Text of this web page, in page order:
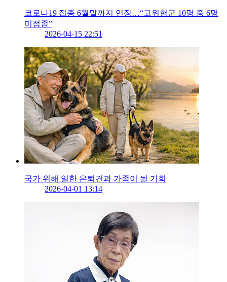
코로나19 접종 6월말까지 연장…“고위험군 10명 중 6명
미접종”
2026-04-15 22:51
국가 위해 일한 은퇴견과 가족이 될 기회
2026-04-01 13:14